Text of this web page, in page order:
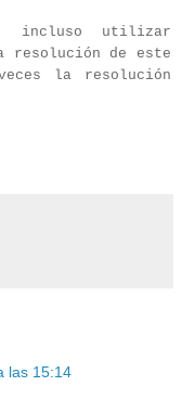
incluso utilizar
resolución de este
la resolución
las 15:14